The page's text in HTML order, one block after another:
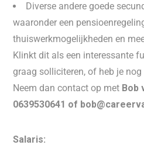
Diverse andere goede
waaronder een
thuiswerkmogelijkheden en
Klinkt dit als een interessante
graag solliciteren, of heb je
Neem dan contact op met Bob
0639530641 of
Salaris: